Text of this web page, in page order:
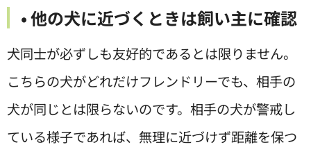
• 他の犬に近づくときは飼い主に確認
犬同士が必ずしも友好的であるとは限りません。
こちらの犬がどれだけフレンドリーでも、相手の
犬が同じとは限らないのです。相手の犬が警戒し
ている様子であれば、無理に近づけず距離を保つ